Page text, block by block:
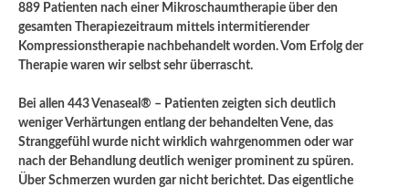
889 Patienten nach einer Mikroschaumtherapie über den
gesamten Therapiezeitraum mittels intermitierender
Kompressionstherapie nachbehandelt worden. Vom Erfolg der
Therapie waren wir selbst sehr überrascht.
Bei allen 443 Venaseal® – Patienten zeigten sich deutlich
weniger Verhärtungen entlang der behandelten Vene, das
Stranggefühl wurde nicht wirklich wahrgenommen oder war
nach der Behandlung deutlich weniger prominent zu spüren.
Über Schmerzen wurden gar nicht berichtet. Das eigentliche